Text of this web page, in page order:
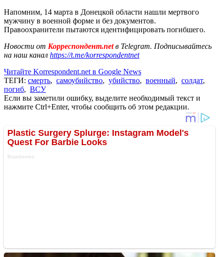
Напомним, 14 марта в Донецкой области нашли мертвого
мужчину в военной форме и без документов.
Правоохранители пытаются идентифицировать погибшего.
Новости от Корреспондент.netв Telegram. Подписывайтесь
на наш канал https://t.me/korrespondentnet
Читайте Korrespondent.net в Google News
ТЕГИ: смерть, самоубийство, убийство, военный, солдат,
погиб, ВСУ
Если вы заметили ошибку, выделите необходимый текст и
нажмите Ctrl+Enter, чтобы сообщить об этом редакции.